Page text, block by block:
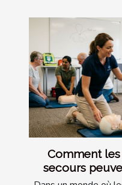
Comment
secours